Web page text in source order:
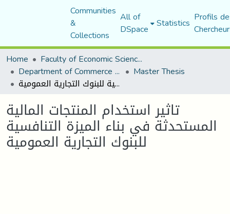
Communities
&
Collections
All of
DSpace Statistics Profils
Home
Faculty of Economic Sciences, Commerce and Management Sciences
Department of Commerce Science Master Thesis
تاثير استخدام المنتجات المالية المستحدثة في بناء الميزة التنافسية للبنوك التجارية العمومية
تاثير استخدام المنتجات المالية
المستحدثة في بناء الميزة التنافسية
للبنوك التجارية العمومية